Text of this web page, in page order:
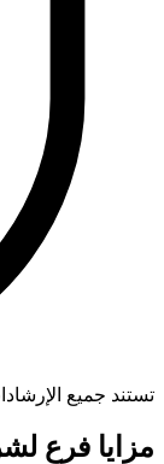
تستند جميع
مزايا فرع